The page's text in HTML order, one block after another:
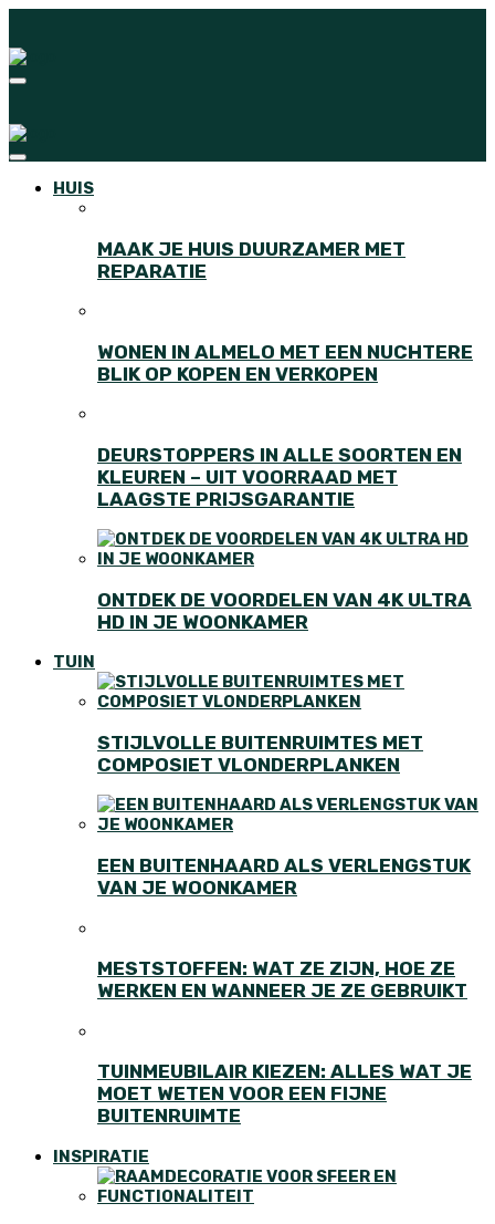
HUIS
MAAK JE HUIS DUURZAMER MET
REPARATIE
WONEN IN ALMELO MET EEN NUCHTERE
BLIK OP KOPEN EN VERKOPEN
DEURSTOPPERS IN ALLE SOORTEN EN
KLEUREN – UIT VOORRAAD MET
LAAGSTE PRIJSGARANTIE
ONTDEK DE VOORDELEN VAN 4K ULTRA
HD IN JE WOONKAMER
TUIN
STIJLVOLLE BUITENRUIMTES MET
COMPOSIET VLONDERPLANKEN
EEN BUITENHAARD ALS VERLENGSTUK
VAN JE WOONKAMER
MESTSTOFFEN: WAT ZE ZIJN, HOE ZE
WERKEN EN WANNEER JE ZE GEBRUIKT
TUINMEUBILAIR KIEZEN: ALLES WAT JE
MOET WETEN VOOR EEN FIJNE
BUITENRUIMTE
INSPIRATIE